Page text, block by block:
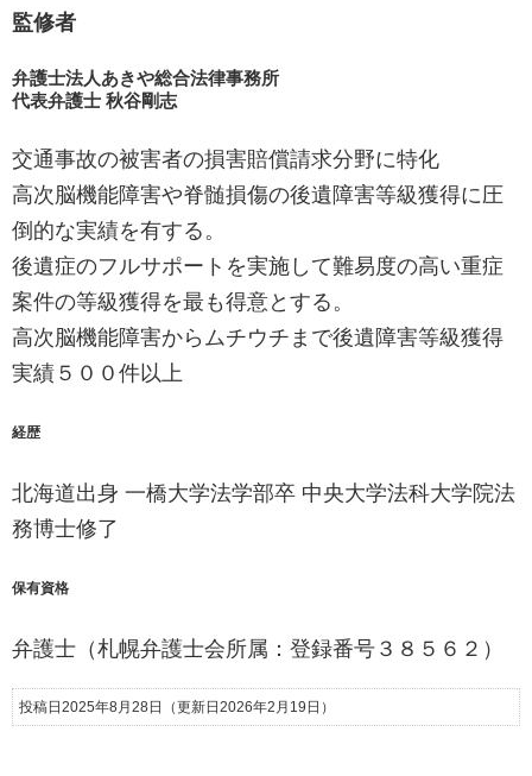
監修者
弁護士法人あきや総合法律事務所
代表弁護士 秋谷剛志
交通事故の被害者の損害賠償請求分野に特化
高次脳機能障害や脊髄損傷の後遺障害等級獲得に圧
倒的な実績を有する。
後遺症のフルサポートを実施して難易度の高い重症
案件の等級獲得を最も得意とする。
高次脳機能障害からムチウチまで後遺障害等級獲得
実績５００件以上
経歴
北海道出身 一橋大学法学部卒 中央大学法科大学院法
務博士修了
保有資格
弁護士（札幌弁護士会所属：登録番号３８５６２）
投稿日2025年8月28日 （更新日2026年2月19日）